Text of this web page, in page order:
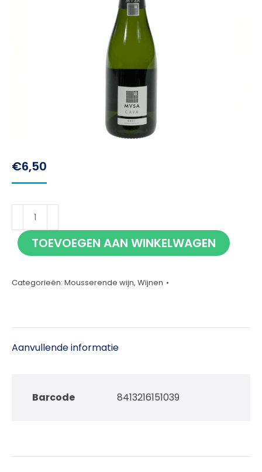
€6,50
MVSA
Cava
37,5clTOEVOEGEN AAN WINKELWAGEN
Categorieën: Mousserende wijn, Wijnen
Aanvullende informatie
Barcode 8413216151039